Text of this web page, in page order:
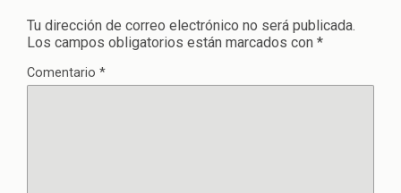
Tu dirección de correo electrónico no será publicada.
Los campos obligatorios están marcados con *
Comentario *